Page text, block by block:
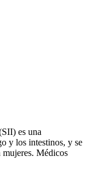
es una
y los intestinos, y se
mujeres. Médicos